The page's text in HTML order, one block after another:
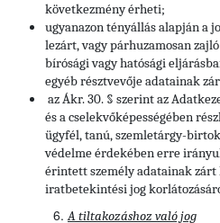
következmény érheti;
ugyanazon tényállás alapján a
lezárt, vagy párhuzamosan
bírósági vagy hatósági
egyéb résztvevője adatainak
az Ákr. 30. § szerint az
és a cselekvőképességében
ügyfél, tanú, szemletárgy-
védelme érdekében erre
érintett személy adatainak zárt
iratbetekintési jog
A tiltakozáshoz való jog